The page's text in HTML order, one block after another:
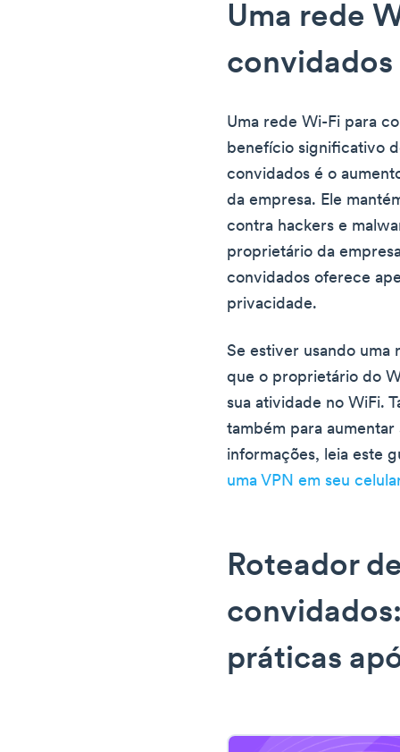
Uma rede
convidados
Uma rede Wi-Fi para
benefício significativo
convidados é o
da empresa. Ele
contra hackers e
proprietário da
convidados oferece
privacidade.
Se estiver usando
que o proprietário do
sua atividade no WiFi.
também para
informações, leia este
uma VPN em seu
Roteador
práticas